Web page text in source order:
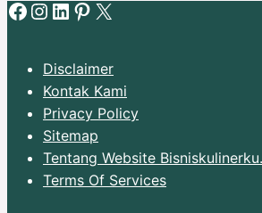
Facebook
Instagram
LinkedIn
Pinterest
X
Disclaimer
Kontak Kami
Privacy Policy
Sitemap
Tentang Website
Terms Of Services